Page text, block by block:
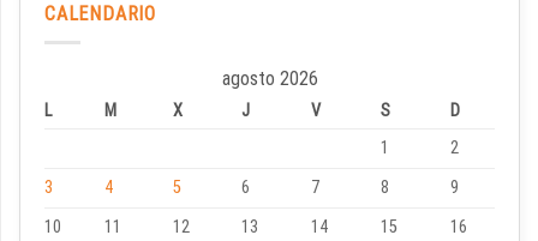
CALENDARIO
agosto 2026
L M X J V S
D
1
2
3
4 5 6 7 8
9
10
11 12 13 14 15
16